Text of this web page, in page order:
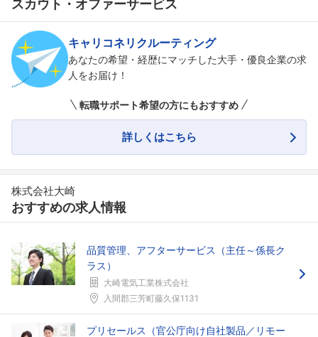
スカウト・オファーサービス
キャリコネリクルーティング
あなたの希望・経歴にマッチした大手・優良企業の求
人をお届け！
転職サポート希望の方にもおすすめ
詳しくはこちら
株式会社大崎
おすすめの求人情報
品質管理、アフターサービス（主任～係長ク
ラス）
大崎電気工業株式会社
入間郡三芳町藤久保1131
プリセールス（官公庁向け自社製品／リモー